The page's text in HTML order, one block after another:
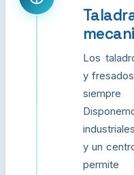
Los
y
y un
permite